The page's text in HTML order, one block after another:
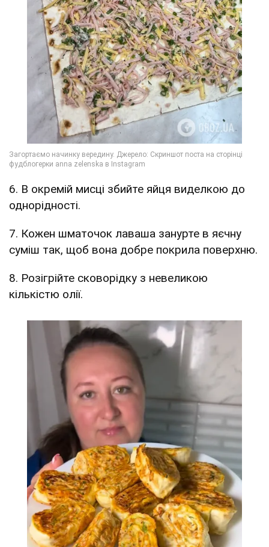
6. В окремій мисці збийте яйця виделкою до
однорідності.
7. Кожен шматочок лаваша занурте в яєчну
суміш так, щоб вона добре покрила поверхню.
8. Розігрійте сковорідку з невеликою
кількістю олії.